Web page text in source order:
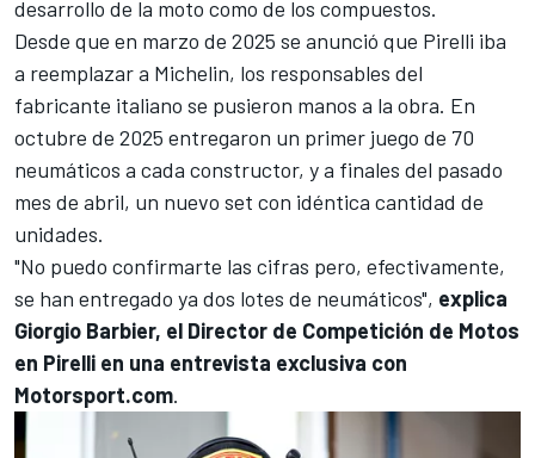
desarrollo de la moto como de los compuestos.
Desde que en marzo de 2025 se anunció que Pirelli iba
a reemplazar a Michelin, los responsables del
fabricante italiano se pusieron manos a la obra. En
octubre de 2025 entregaron un primer juego de 70
neumáticos a cada constructor, y a finales del pasado
mes de abril, un nuevo set con idéntica cantidad de
unidades.
"No puedo confirmarte las cifras pero, efectivamente,
se han entregado ya dos lotes de neumáticos", explica
Giorgio Barbier, el Director de Competición de Motos
en Pirelli en una entrevista exclusiva con
Motorsport.com.